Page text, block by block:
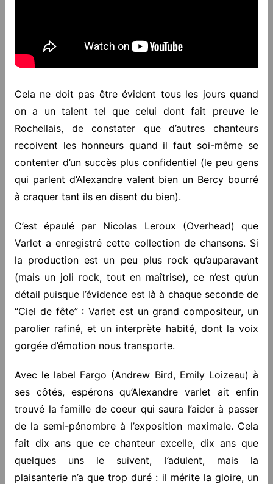
Cela ne doit pas être évident tous les jours quand
on a un talent tel que celui dont fait preuve le
Rochellais, de constater que d’autres chanteurs
recoivent les honneurs quand il faut soi-même se
contenter d’un succès plus confidentiel (le peu gens
qui parlent d’Alexandre valent bien un Bercy bourré
à craquer tant ils en disent du bien).
C’est épaulé par Nicolas Leroux (Overhead) que
Varlet a enregistré cette collection de chansons. Si
la production est un peu plus rock qu’auparavant
(mais un joli rock, tout en maîtrise), ce n’est qu’un
détail puisque l’évidence est là à chaque seconde de
“Ciel de fête” : Varlet est un grand compositeur, un
parolier rafiné, et un interprète habité, dont la voix
gorgée d’émotion nous transporte.
Avec le label Fargo (Andrew Bird, Emily Loizeau) à
ses côtés, espérons qu’Alexandre varlet ait enfin
trouvé la famille de coeur qui saura l’aider à passer
de la semi-pénombre à l’exposition maximale. Cela
fait dix ans que ce chanteur excelle, dix ans que
quelques uns le suivent, l’adulent, mais la
plaisanterie n’a que trop duré : il mérite la gloire, un